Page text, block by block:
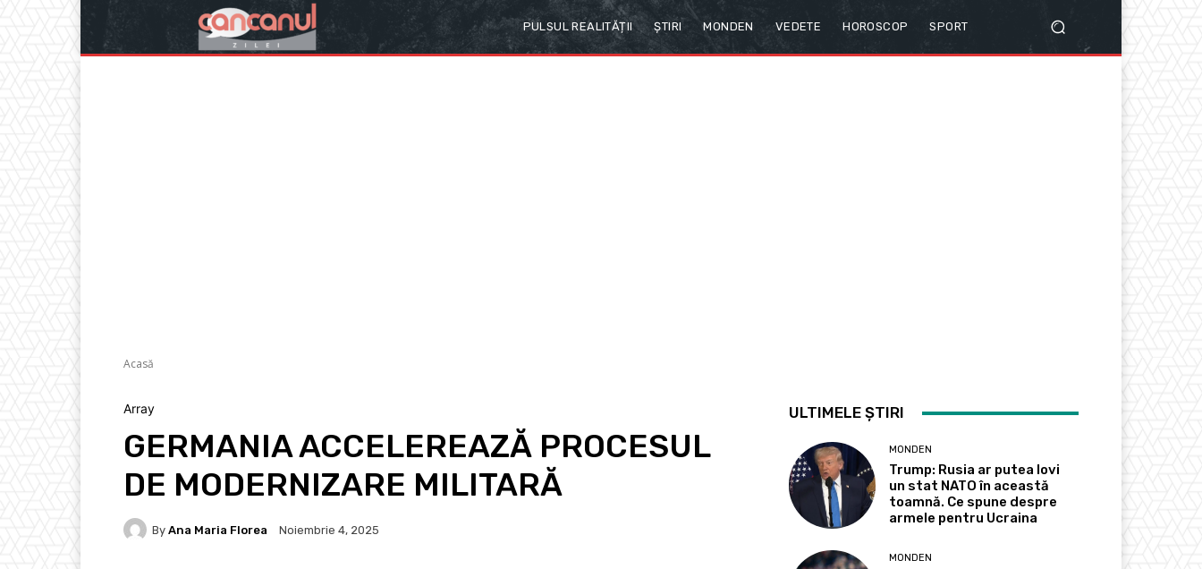
PULSUL REALITĂȚII ȘTIRI MONDEN VEDETE HOROSCOP SPORT
Acasă
Array
GERMANIA ACCELEREAZĂ PROCESUL
DE MODERNIZARE MILITARĂ
By Ana Maria Florea Noiembrie 4, 2025
ULTIMELE ȘTIRI
MONDEN
Trump: Rusia ar putea lovi
un stat NATO în această
toamnă. Ce spune despre
armele pentru Ucraina
MONDEN